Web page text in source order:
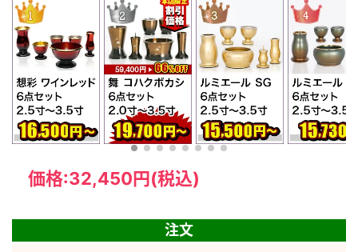
銅と亜鉛の合金である真鍮はずっしりとした重みがあり、錆
びや
変色に強くいつまでも変わらない綺麗な輝きが楽しめます。
【美しい丸みと煌めく桜彫金】
丸みを帯びたフォルムと深みのあるワインレッドが落ち着い
た雰囲
気を醸し出し、手彫りで施された桜彫金が華やかさをもたら
します。
ます。
茶器 高さ7.7cm×径5.0cm
価格:32,450円 (税込)
注文